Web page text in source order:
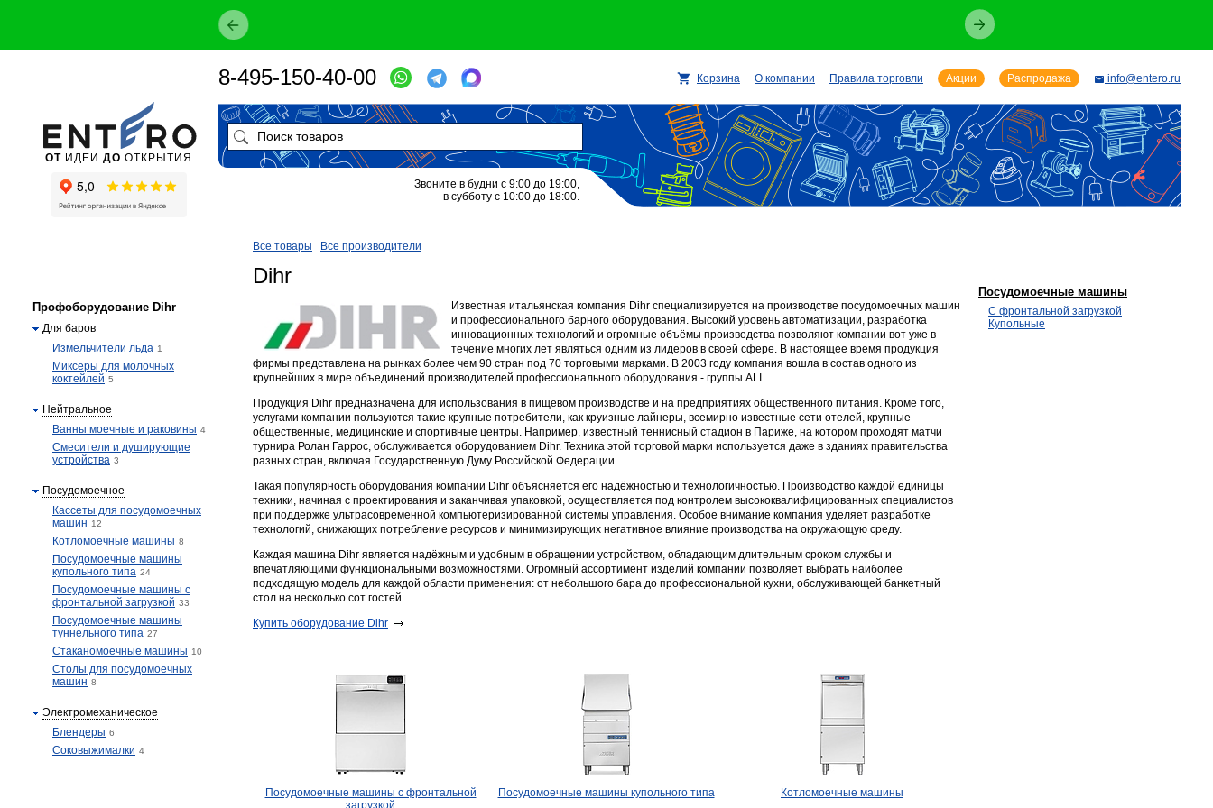
Все товары Все производители
Dihr
​Известная итальянская компания Dihr специализируется на производстве посудомоечных машин
и профессионального барного оборудования. Высокий уровень автоматизации, разработка
инновационных технологий и огромные объёмы производства позволяют компании вот уже в
течение многих лет являться одним из лидеров в своей сфере. В настоящее время продукция
фирмы представлена на рынках более чем 90 стран под 70 торговыми марками. В 2003 году компания вошла в состав одного из
крупнейших в мире объединений производителей профессионального оборудования - группы ALI.
Продукция Dihr предназначена для использования в пищевом производстве и на предприятиях общественного питания. Кроме того,
услугами компании пользуются такие крупные потребители, как круизные лайнеры, всемирно известные сети отелей, крупные
общественные, медицинские и спортивные центры. Например, известный теннисный стадион в Париже, на котором проходят матчи
турнира Ролан Гаррос, обслуживается оборудованием Dihr. Техника этой торговой марки используется даже в зданиях правительства
разных стран, включая Государственную Думу Российской Федерации.
Такая популярность оборудования компании Dihr объясняется его надёжностью и технологичностью. Производство каждой единицы
техники, начиная с проектирования и заканчивая упаковкой, осуществляется под контролем высококвалифицированных специалистов
при поддержке ультрасовременной компьютеризированной системы управления. Особое внимание компания уделяет разработке
технологий, снижающих потребление ресурсов и минимизирующих негативное влияние производства на окружающую среду.
Каждая машина Dihr является надёжным и удобным в обращении устройством, обладающим длительным сроком службы и
впечатляющими функциональными возможностями. Огромный ассортимент изделий компании позволяет выбрать наиболее
подходящую модель для каждой области применения: от небольшого бара до профессиональной кухни, обслуживающей банкетный
стол на несколько сот гостей.
Купить оборудование Dihr
Посудомоечные машины с фронтальной
загрузкой
Посудомоечные машины купольного типа Котломоечные машины
Посудомоечные машины
С фронтальной загрузкой
Купольные
Профоборудование Dihr
Для баров
Измельчители льда 1
Миксеры для молочных
коктейлей 5
Нейтральное
Ванны моечные и раковины 4
Смесители и душирующие
устройства 3
Посудомоечное
Кассеты для посудомоечных
машин 12
Котломоечные машины 8
Посудомоечные машины
купольного типа 24
Посудомоечные машины с
фронтальной загрузкой 33
Посудомоечные машины
туннельного типа 27
Стаканомоечные машины 10
Столы для посудомоечных
машин 8
Электромеханическое
Блендеры 6
Соковыжималки 4
ОТ ИДЕИ ДО ОТКРЫТИЯ
8-495-150-40-00 Корзина О компании Правила торговли Акции Распродажа info@entero.ru
Звоните в будни с 9:00 до 19:00,
в субботу с 10:00 до 18:00.